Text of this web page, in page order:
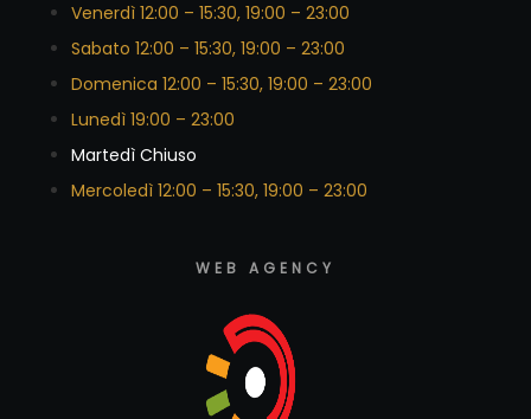
Venerdì 12:00 – 15:30, 19:00 – 23:00
Sabato 12:00 – 15:30, 19:00 – 23:00
Domenica 12:00 – 15:30, 19:00 – 23:00
Lunedì 19:00 – 23:00
Martedì Chiuso
Mercoledì 12:00 – 15:30, 19:00 – 23:00
WEB AGENCY